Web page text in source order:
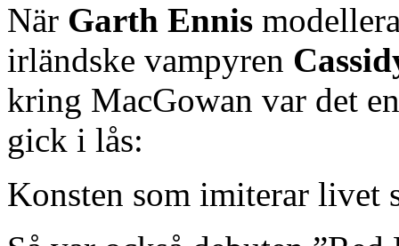
När Garth Ennis
irländske vampyren
kring MacGowan var det
gick i lås:
Konsten som imiterar livet